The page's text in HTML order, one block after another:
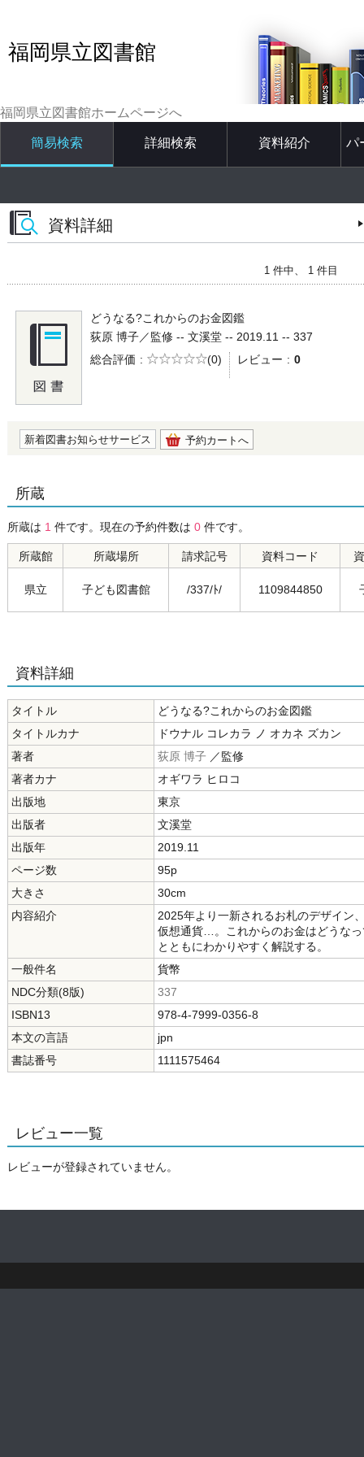
福岡県立図書館
福岡県立図書館ホームページへ
簡易検索 詳細検索 資料紹介 パ
資料詳細
1 件中、 1 件目
どうなる?これからのお金図鑑
荻原 博子／監修 -- 文溪堂 -- 2019.11 -- 337
総合評価
5段階評価
(0) レビュー 0
新着図書お知らせサービス 予約カートへ
所蔵
所蔵は 1 件です。現在の予約件数は 0 件です。
所蔵館 所蔵場所 請求記号 資料コード
県立 子ども図書館 /337/ﾄ/ 1109844850
資料詳細
タイトル
どうなる?これからのお金図鑑
タイトルカナ
ドウナル コレカラ ノ オカネ ズカン
著者
荻原 博子 ／監修
著者カナ
オギワラ ヒロコ
出版地
東京
出版者
文溪堂
出版年
2019.11
ページ数
95p
大きさ
30cm
内容紹介
2025年より一新されるお札のデザイン
仮想通貨…。これからのお金はどうな
とともにわかりやすく解説する。
一般件名
貨幣
NDC分類(8版)
337
ISBN13
978-4-7999-0356-8
本文の言語
jpn
書誌番号
1111575464
レビュー一覧
レビューが登録されていません。